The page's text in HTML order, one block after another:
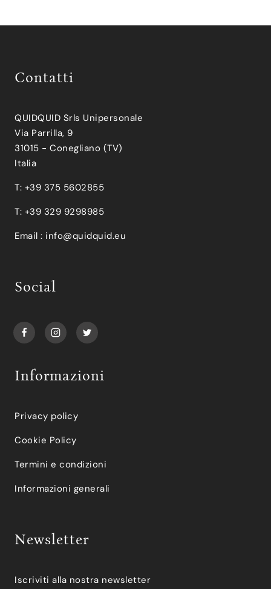
Contatti
QUIDQUID Srls Unipersonale
Via Parrilla, 9
31015 - Conegliano (TV)
Italia
T: +39 375 5602855
T: +39 329 9298985
Email : info@quidquid.eu
Social
Informazioni
Privacy policy
Cookie Policy
Termini e condizioni
Informazioni generali
Newsletter
Iscriviti alla nostra newsletter